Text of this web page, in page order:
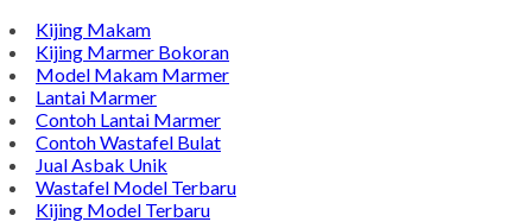
Kijing Makam
Kijing Marmer Bokoran
Model Makam Marmer
Lantai Marmer
Contoh Lantai Marmer
Contoh Wastafel Bulat
Jual Asbak Unik
Wastafel Model Terbaru
Kijing Model Terbaru